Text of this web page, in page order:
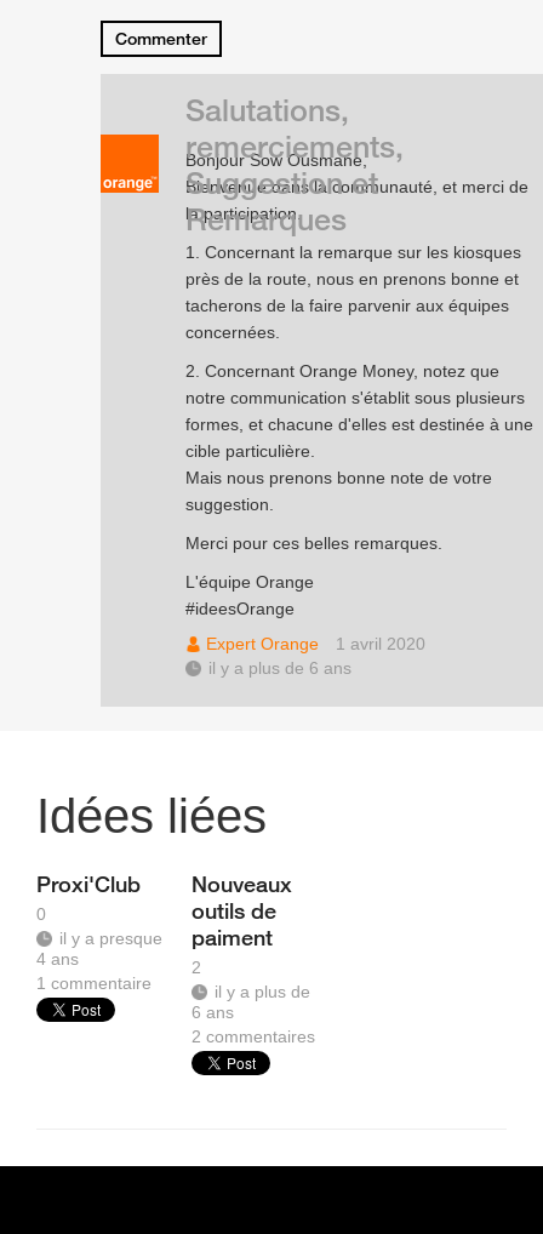
Commenter
Bonjour Sow Ousmane,
Bienvenue dans la communauté, et merci de
la participation.
1. Concernant la remarque sur les kiosques
près de la route, nous en prenons bonne et
tacherons de la faire parvenir aux équipes
concernées.
2. Concernant Orange Money, notez que
notre communication s'établit sous plusieurs
formes, et chacune d'elles est destinée à une
cible particulière.
Mais nous prenons bonne note de votre
suggestion.
Merci pour ces belles remarques.
L'équipe Orange
#ideesOrange
Expert Orange
1 avril 2020
il y a plus de 6 ans
Salutations,
remerciements,
Suggestion et
Remarques
Idées liées
Proxi'Club
0
il y a presque
4 ans
1 commentaire
Nouveaux
outils de
paiment
2
il y a plus de
6 ans
2commentaires